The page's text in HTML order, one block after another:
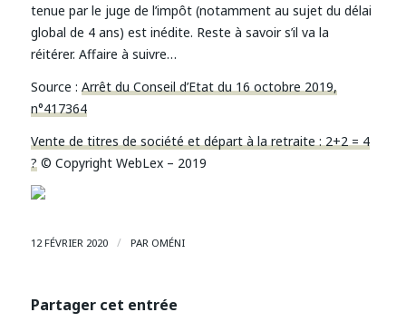
tenue par le juge de l’impôt (notamment au sujet du délai
global de 4 ans) est inédite. Reste à savoir s’il va la
réitérer. Affaire à suivre…
Source : Arrêt du Conseil d’Etat du 16 octobre 2019,
n°417364
Vente de titres de société et départ à la retraite : 2+2 = 4
? © Copyright WebLex – 2019
12 FÉVRIER 2020 / PAR OMÉNI
Partager cet entrée